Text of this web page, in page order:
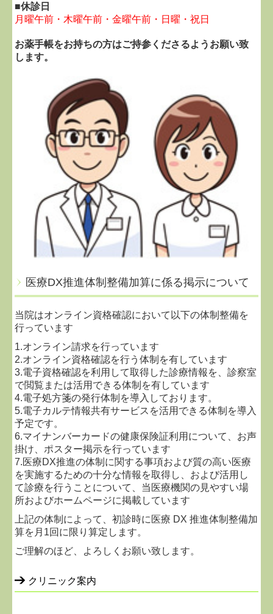
クリニック案内
■休診日
月曜午前・木曜午前・金曜午前・日曜・祝日
お薬手帳をお持ちの方はご持参くださるようお願い致
します。
医療DX推進体制整備加算に係る掲示について
当院はオンライン資格確認において以下の体制整備を
行っています
1.オンライン請求を行っています
2.オンライン資格確認を行う体制を有しています
3.電子資格確認を利用して取得した診療情報を、診察室
で閲覧または活用できる体制を有しています
4.電子処方箋の発行体制を導入しております。
5.電子カルテ情報共有サービスを活用できる体制を導入
予定です。
6.マイナンバーカードの健康保険証利用について、お声
掛け、ポスター掲示を行っています
7.医療DX推進の体制に関する事項および質の高い医療
を実施するための十分な情報を取得し、および活用し
て診療を行うことについて、当医療機関の見やすい場
所およびホームページに掲載しています
上記の体制によって、初診時に医療 DX 推進体制整備加
算を月1回に限り算定します。
ご理解のほど、よろしくお願い致します。